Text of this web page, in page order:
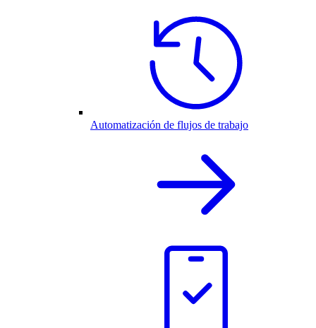
Automatización de flujos de trabajo